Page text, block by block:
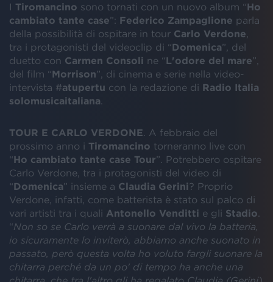
I Tiromancino sono tornati con un nuovo album “Ho
cambiato tante case”: Federico Zampaglione parla
della possibilità di ospitare in tour Carlo Verdone
tra i protagonisti del videoclip di “Domenica”, del
duetto con Carmen Consoli ne “L'odore del mare”,
del film “Morrison”, di cinema e serie nella video-
intervista #atupertu con la redazione di Radio Italia
solomusicaitaliana
TOUR E CARLO VERDONE . A febbraio del
prossimo anno i Tiromancino torneranno live con
“Ho cambiato tante case Tour”. Potrebbero ospitare
Carlo Verdone, tra i protagonisti del video di
“Domenica” insieme a Claudia Gerini? Proprio
Verdone, infatti, come batterista è stato sul palco di
vari artisti tra i quali Antonello Venditti e gli Stadio
“Non so se Carlo verrà a suonare dal vivo la batteria,
io sicuramente lo inviterò, abbiamo anche suonato in
passato, però questa volta ho voluto fargli suonare la
chitarra perché da un po' di tempo ha anche una